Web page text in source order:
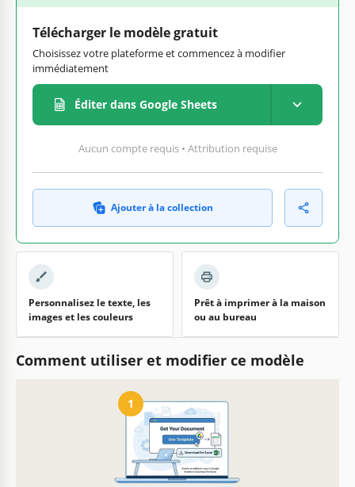
Télécharger le modèle gratuit
Choisissez votre plateforme et commencez à modifier
immédiatement
Éditer dans Google Sheets
Aucun compte requis • Attribution requise
Ajouter à la collection
Personnalisez le texte, les
images et les couleurs
Prêt à imprimer à la maison
ou au bureau
Comment utiliser et modifier ce modèle
1